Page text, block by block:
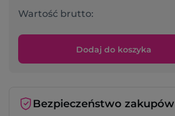
Wartość brutto:
Dodaj do koszyka
Bezpieczeństwo zakupów